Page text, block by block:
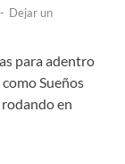
- Dejar un
para adentro
Sueños
en